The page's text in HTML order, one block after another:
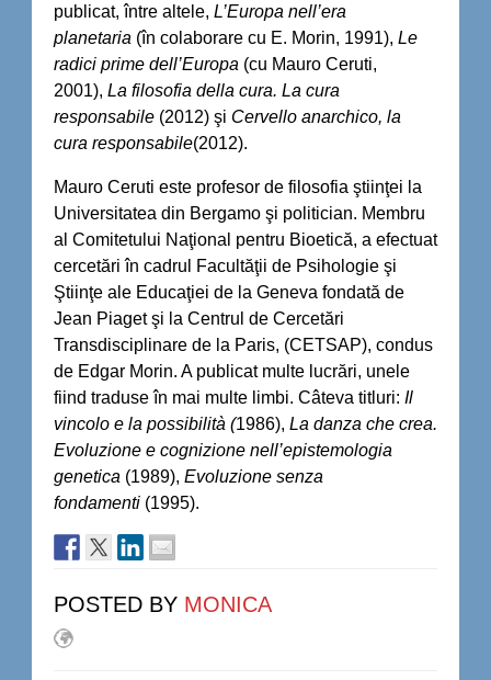
publicat, între altele, L’Europa nell’era
planetaria (în colaborare cu E. Morin, 1991), Le
radici prime dell’Europa (cu Mauro Ceruti,
2001), La filosofia della cura. La cura
responsabile (2012) şi Cervello anarchico, la
cura responsabile(2012).
Mauro Ceruti este profesor de filosofia ştiinţei la
Universitatea din Bergamo şi politician. Membru
al Comi­tetului Naţional pentru Bioetică, a efectuat
cer­cetări în cadrul Facultăţii de Psihologie şi
Ştiinţe ale Educaţiei de la Geneva fondată de
Jean Piaget şi la Centrul de Cercetări
Transdisciplinare de la Paris, (CETSAP), condus
de Edgar Morin. A publicat multe lucrări, unele
fiind traduse în mai multe limbi. Câteva titluri: Il
vincolo e la possibilità (1986), La danza che crea.
Evoluzione e cognizione nell’epistemologia
genetica (1989), Evoluzione senza
fondamenti (1995).
POSTED BY MONICA